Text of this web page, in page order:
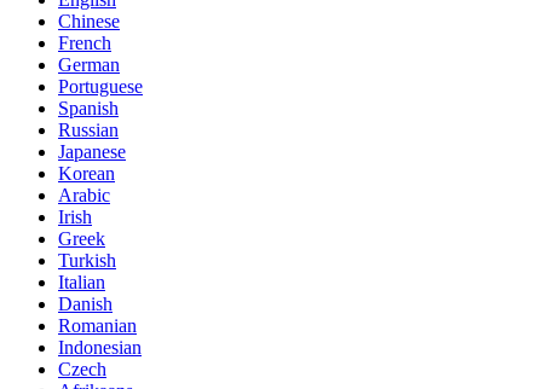
Chinese
French
German
Portuguese
Spanish
Russian
Japanese
Korean
Arabic
Irish
Greek
Turkish
Italian
Danish
Romanian
Indonesian
Czech